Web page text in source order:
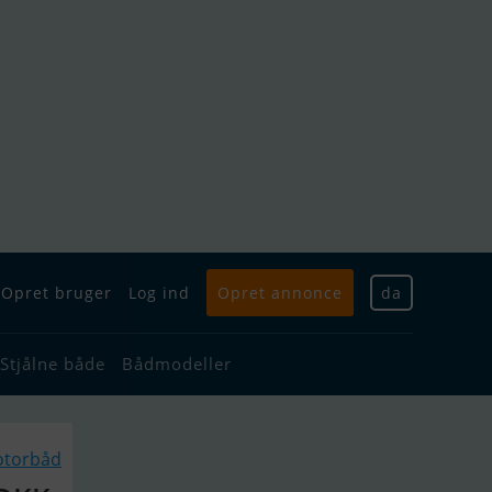
Opret bruger Log ind Opret annonce da
Stjålne både Bådmodeller